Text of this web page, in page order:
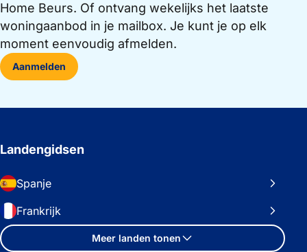
Home Beurs. Of ontvang wekelijks het laatste
woningaanbod in je mailbox. Je kunt je op elk
moment eenvoudig afmelden.
Aanmelden
Landengidsen
Spanje
Frankrijk
Meer landen tonen